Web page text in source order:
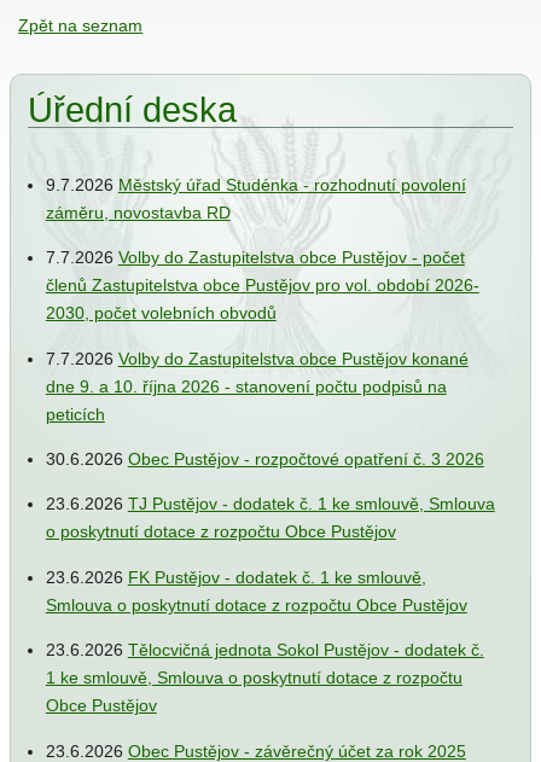
Zpět na seznam
Úřední deska
9.7.2026 Městský úřad Studénka - rozhodnutí povolení
záměru, novostavba RD
7.7.2026 Volby do Zastupitelstva obce Pustějov - počet
členů Zastupitelstva obce Pustějov pro vol. období 2026-
2030, počet volebních obvodů
7.7.2026 Volby do Zastupitelstva obce Pustějov konané
dne 9. a 10. října 2026 - stanovení počtu podpisů na
peticích
30.6.2026 Obec Pustějov - rozpočtové opatření č. 3 2026
23.6.2026 TJ Pustějov - dodatek č. 1 ke smlouvě, Smlouva
o poskytnutí dotace z rozpočtu Obce Pustějov
23.6.2026 FK Pustějov - dodatek č. 1 ke smlouvě,
Smlouva o poskytnutí dotace z rozpočtu Obce Pustějov
23.6.2026 Tělocvičná jednota Sokol Pustějov - dodatek č.
1 ke smlouvě, Smlouva o poskytnutí dotace z rozpočtu
Obce Pustějov
23.6.2026 Obec Pustějov - závěrečný účet za rok 2025